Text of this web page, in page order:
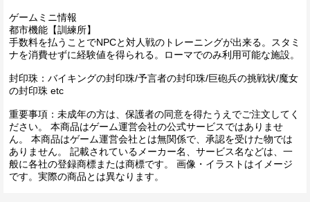
ゲームミニ情報
都市機能【訓練所】
手数料を払うことでNPCと対人戦のトレーニングが出来る。スタミ
ナを消費せずに経験値を得られる。ローマでのみ利用可能な施設。
封印珠：バイキングの封印珠/予言者の封印珠/巨砲兵の挑戦状/魔女
の封印珠 etc
重要事項：未成年の方は、保護者の同意を得たうえでご注文してく
ださい。 本商品はゲーム運営会社の公式サービスではありませ
ん。 本商品はゲーム運営会社とは無関係で、承認を受けた物では
ありません。 記載されているメーカー名、サービス名などは、一
般に各社の登録商標または商標です。 画像・イラストはイメージ
です。実際の商品とは異なります。